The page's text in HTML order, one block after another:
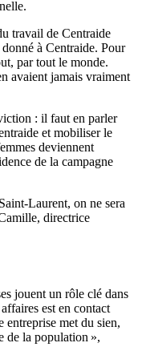
travail de Centraide
à Centraide. Pour
par tout le monde.
avaient jamais vraiment
: il faut en parler
et mobiliser le
deviennent
de la campagne
Laurent, on ne sera
directrice
jouent un rôle clé dans
est en contact
entreprise met du sien,
de la population »,